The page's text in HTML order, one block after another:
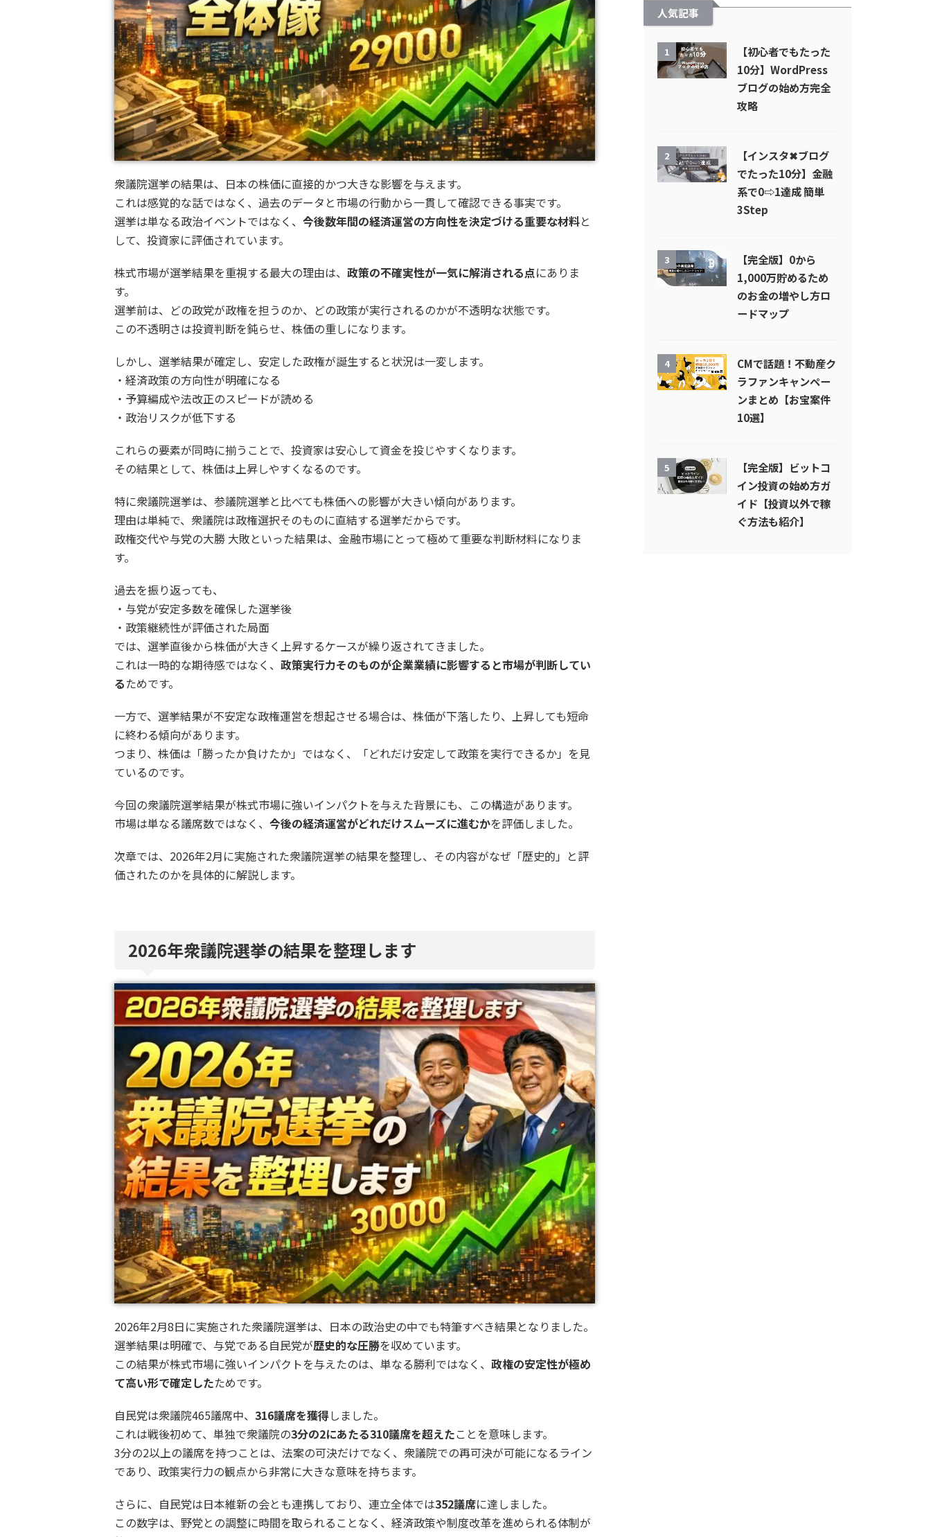
衆議院選挙の結果は、日本の株価に直接的かつ大きな影響を与えます。
これは感覚的な話ではなく、過去のデータと市場の行動から一貫して確認できる事実です。
選挙は単なる政治イベントではなく、 今後数年間の経済運営の方向性を決定づける重要な材料と
して、投資家に評価されています。
株式市場が選挙結果を重視する最大の理由は、 政策の不確実性が一気に解消される点にありま
す。
選挙前は、どの政党が政権を担うのか、どの政策が実行されるのかが不透明な状態です。
この不透明さは投資判断を鈍らせ、株価の重しになります。
しかし、選挙結果が確定し、安定した政権が誕生すると状況は一変します。
・経済政策の方向性が明確になる
・予算編成や法改正のスピードが読める
・政治リスクが低下する
これらの要素が同時に揃うことで、投資家は安心して資金を投じやすくなります。
その結果として、株価は上昇しやすくなるのです。
特に衆議院選挙は、参議院選挙と比べても株価への影響が大きい傾向があります。
理由は単純で、衆議院は政権選択そのものに直結する選挙だからです。
政権交代や与党の大勝 大敗といった結果は、金融市場にとって極めて重要な判断材料になりま
す。
過去を振り返っても、
・与党が安定多数を確保した選挙後
・政策継続性が評価された局面
では、選挙直後から株価が大きく上昇するケースが繰り返されてきました。
これは一時的な期待感ではなく、 政策実行力そのものが企業業績に影響すると市場が判断してい
るためです。
一方で、選挙結果が不安定な政権運営を想起させる場合は、株価が下落したり、上昇しても短命
に終わる傾向があります。
つまり、株価は「勝ったか負けたか」ではなく、「どれだけ安定して政策を実行できるか」を見
ているのです。
今回の衆議院選挙結果が株式市場に強いインパクトを与えた背景にも、この構造があります。
市場は単なる議席数ではなく、 今後の経済運営がどれだけスムーズに進むかを評価しました。
次章では、2026年2月に実施された衆議院選挙の結果を整理し、その内容がなぜ「歴史的」と評
価されたのかを具体的に解説します。
2026年衆議院選挙の結果を整理します
2026年2月8日に実施された衆議院選挙は、日本の政治史の中でも特筆すべき結果となりました。
選挙結果は明確で、与党である自民党が歴史的な圧勝を収めています。
この結果が株式市場に強いインパクトを与えたのは、単なる勝利ではなく、 政権の安定性が極め
て高い形で確定したためです。
自民党は衆議院465議席中、 316議席を獲得しました。
これは戦後初めて、単独で衆議院の3分の2にあたる310議席を超えたことを意味します。
3分の2以上の議席を持つことは、法案の可決だけでなく、衆議院での再可決が可能になるライン
であり、政策実行力の観点から非常に大きな意味を持ちます。
さらに、自民党は日本維新の会とも連携しており、連立全体では352議席に達しました。
この数字は、野党との調整に時間を取られることなく、経済政策や制度改革を進められる体制が
人気記事
1
【初心者でもたった
10分】WordPress
ブログの始め方完全
攻略
2
【インスタ✖︎ブログ
でたった10分】金融
系で0⇨1達成 簡単
3Step
3
【完全版】0から
1,000万貯めるため
のお金の増やし方ロ
ードマップ
4
CMで話題！不動産ク
ラファンキャンペー
ンまとめ【お宝案件
10選】
5
【完全版】ビットコ
イン投資の始め方ガ
イド【投資以外で稼
ぐ方法も紹介】